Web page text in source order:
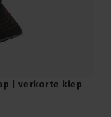
| verkorte klep